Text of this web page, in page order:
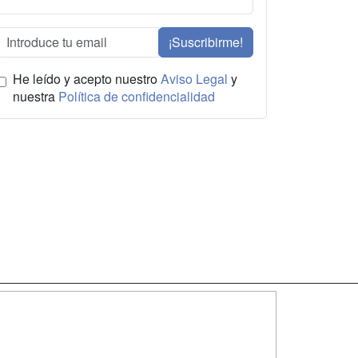
¡Suscribirme!
He leído y acepto nuestroAviso Legal y
nuestra Política de confidencialidad